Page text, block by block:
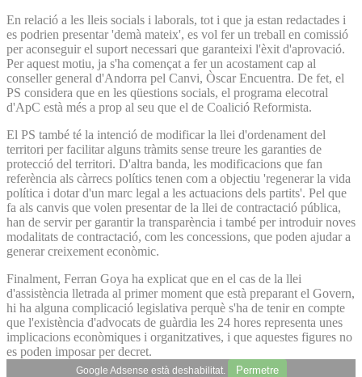
En relació a les lleis socials i laborals, tot i que ja estan redactades i
es podrien presentar 'demà mateix', es vol fer un treball en comissió
per aconseguir el suport necessari que garanteixi l'èxit d'aprovació.
Per aquest motiu, ja s'ha començat a fer un acostament cap al
conseller general d'Andorra pel Canvi, Òscar Encuentra. De fet, el
PS considera que en les qüestions socials, el programa elecotral
d'ApC està més a prop al seu que el de Coalició Reformista.
El PS també té la intenció de modificar la llei d'ordenament del
territori per facilitar alguns tràmits sense treure les garanties de
protecció del territori. D'altra banda, les modificacions que fan
referència als càrrecs polítics tenen com a objectiu 'regenerar la vida
política i dotar d'un marc legal a les actuacions dels partits'. Pel que
fa als canvis que volen presentar de la llei de contractació pública,
han de servir per garantir la transparència i també per introduir noves
modalitats de contractació, com les concessions, que poden ajudar a
generar creixement econòmic.
Finalment, Ferran Goya ha explicat que en el cas de la llei
d'assistència lletrada al primer moment que està preparant el Govern,
hi ha alguna complicació legislativa perquè s'ha de tenir en compte
que l'existència d'advocats de guàrdia les 24 hores representa unes
implicacions econòmiques i organitzatives, i que aquestes figures no
es poden imposar per decret.
Google Adsense està deshabilitat. Permetre